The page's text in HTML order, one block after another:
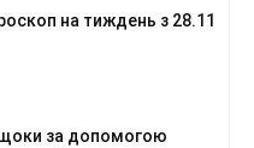
на тиждень з 28.11
за допомогою